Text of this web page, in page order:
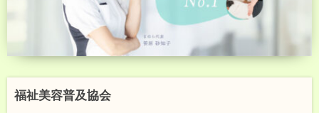
福祉美容普及協会